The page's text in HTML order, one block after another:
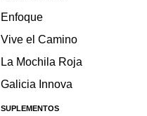
Enfoque
Vive el Camino
La Mochila Roja
Galicia Innova
SUPLEMENTOS